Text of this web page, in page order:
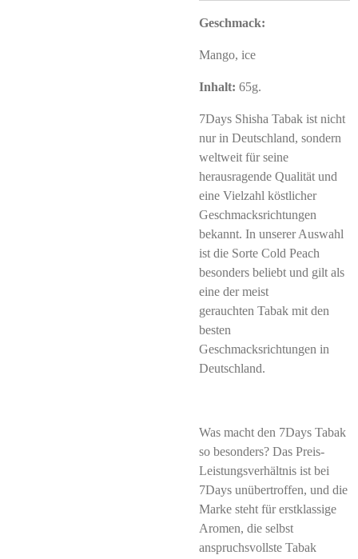
Geschmack:
Mango, ice
Inhalt: 65g.
7Days Shisha Tabak ist nicht
nur in Deutschland, sondern
weltweit für seine
herausragende Qualität und
eine Vielzahl köstlicher
Geschmacksrichtungen
bekannt. In unserer Auswahl
ist die Sorte Cold Peach
besonders beliebt und gilt als
eine der meist
gerauchten Tabak mit den
besten
Geschmacksrichtungen in
Deutschland.
Was macht den 7Days Tabak
so besonders? Das Preis-
Leistungsverhältnis ist bei
7Days unübertroffen, und die
Marke steht für erstklassige
Aromen, die selbst
anspruchsvollste Tabak